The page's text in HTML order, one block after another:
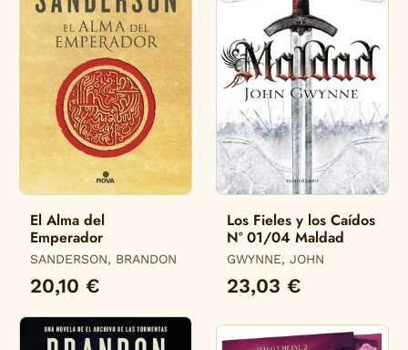
El Alma del
Emperador
SANDERSON, BRANDON
20,10 €
Los Fieles y los Caídos
Nº 01/04 Maldad
GWYNNE, JOHN
23,03 €